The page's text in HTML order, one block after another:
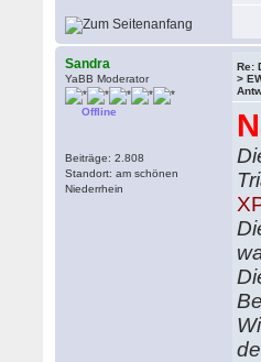
Sandra
YaBB Moderator
Offline
Beiträge: 2.808
Standort: am schönen
Niederrhein
Re:
>